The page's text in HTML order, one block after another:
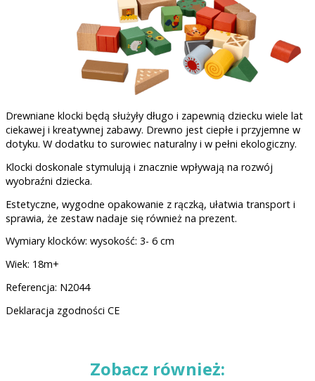
Drewniane klocki będą służyły długo i zapewnią dziecku wiele lat
ciekawej i kreatywnej zabawy. Drewno jest ciepłe i przyjemne w
dotyku. W dodatku to surowiec naturalny i w pełni ekologiczny.
Klocki doskonale stymulują i znacznie wpływają na rozwój
wyobraźni dziecka.
Estetyczne, wygodne opakowanie z rączką, ułatwia transport i
sprawia, że zestaw nadaje się również na prezent.
Wymiary klocków: wysokość: 3- 6 cm
Wiek: 18m+
Referencja: N2044
Deklaracja zgodności CE
Zobacz również: